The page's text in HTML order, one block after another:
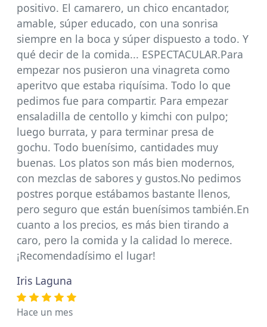
positivo. El camarero, un chico encantador,
amable, súper educado, con una sonrisa
siempre en la boca y súper dispuesto a todo. Y
qué decir de la comida... ESPECTACULAR.Para
empezar nos pusieron una vinagreta como
aperitvo que estaba riquísima. Todo lo que
pedimos fue para compartir. Para empezar
ensaladilla de centollo y kimchi con pulpo;
luego burrata, y para terminar presa de
gochu. Todo buenísimo, cantidades muy
buenas. Los platos son más bien modernos,
con mezclas de sabores y gustos.No pedimos
postres porque estábamos bastante llenos,
pero seguro que están buenísimos también.En
cuanto a los precios, es más bien tirando a
caro, pero la comida y la calidad lo merece.
¡Recomendadísimo el lugar!
Iris Laguna
Hace un mes